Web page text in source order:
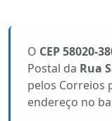
O CEP 58020-
Postal da Rua
pelos Correios
endereço no